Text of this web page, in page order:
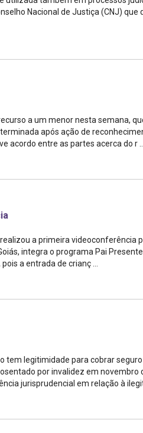
Nacional de Justiça (CNJ) que
a um menor nesta semana,
após ação de
acordo entre as partes acerca do r ...
a primeira videoconferência
integra o programa Pai
a entrada de crianç ...
tem legitimidade para cobrar
por invalidez em novembro
jurisprudencial em relação à ilegit